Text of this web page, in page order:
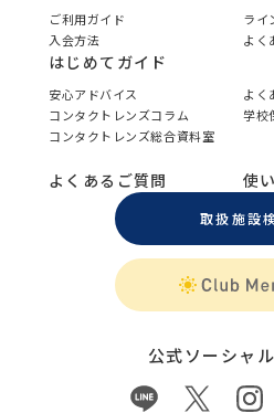
ご利用ガイド
ライ
入会方法
よく
はじめてガイド
安心アドバイス
よく
コンタクトレンズコラム
学校
コンタクトレンズ総合資料室
よくあるご質問 使
取扱施設
公式ソーシャ